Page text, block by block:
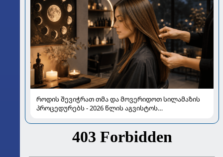
როდის შევიჭრათ თმა და მოვერიდოთ სილამაზის
პროცედურებს - 2026 წლის აგვისტოს